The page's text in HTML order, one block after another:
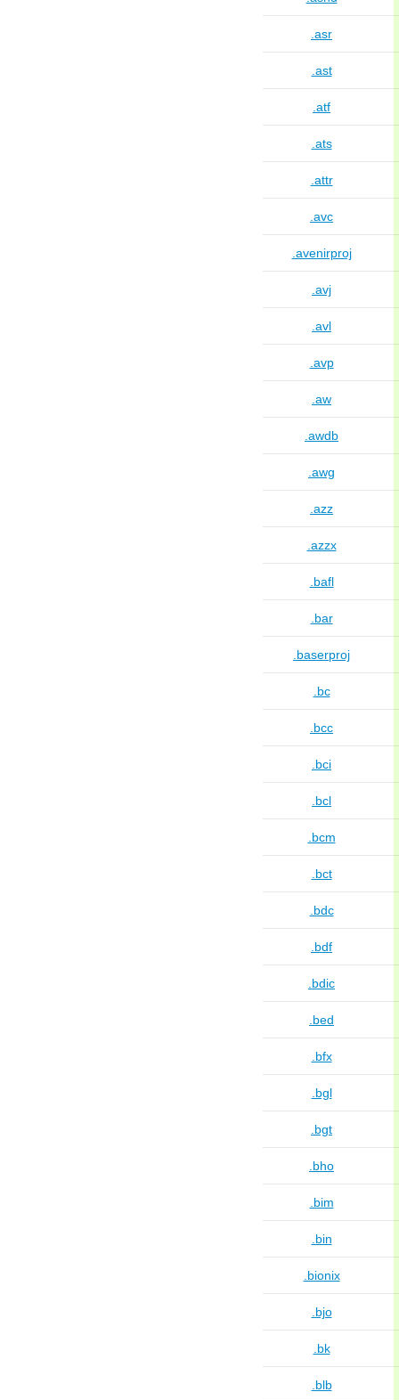
.asr
.ast
.atf
.ats
.attr
.avc
.avenirproj
.avj
.avl
.avp
.aw
.awdb
.awg
.azz
.azzx
.bafl
.bar
.baserproj
.bc
.bcc
.bci
.bcl
.bcm
.bct
.bdc
.bdf
.bdic
.bed
.bfx
.bgl
.bgt
.bho
.bim
.bin
.bionix
.bjo
.bk
.blb